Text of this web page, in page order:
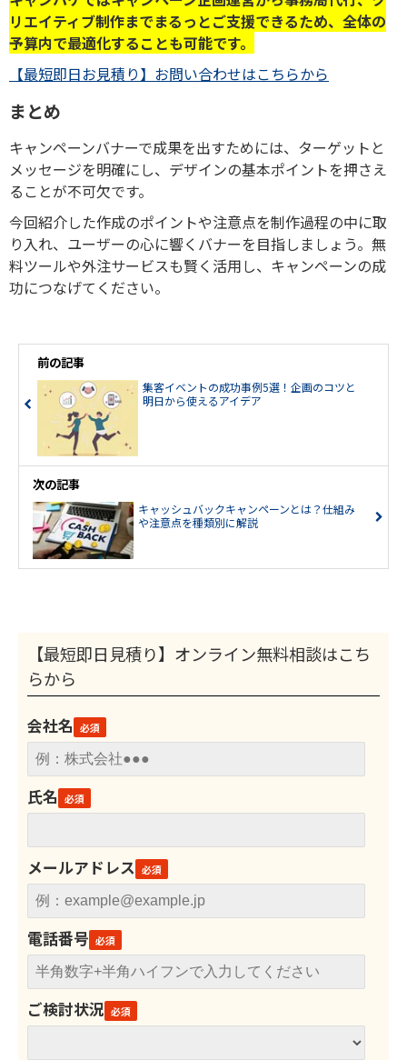
リエイティブ制作までまるっとご支援できるため、全体の
予算内で最適化することも可能です。
【最短即日お見積り】お問い合わせはこちらから
まとめ
キャンペーンバナーで成果を出すためには、ターゲットと
メッセージを明確にし、デザインの基本ポイントを押さえ
ることが不可欠です。
今回紹介した作成のポイントや注意点を制作過程の中に取
り入れ、ユーザーの心に響くバナーを目指しましょう。無
料ツールや外注サービスも賢く活用し、キャンペーンの成
功につなげてください。
前の記事
集客イベントの成功事例5選！企画のコツと
明日から使えるアイデア
次の記事
キャッシュバックキャンペーンとは？仕組み
や注意点を種類別に解説
【最短即日見積り】オンライン無料相談はこち
らから
会社名
氏名
メールアドレス
電話番号
ご検討状況